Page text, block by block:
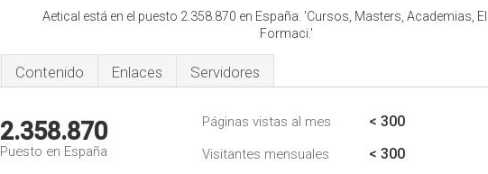
Aetical está en el puesto 2.358.870 en España. 'Cursos, Masters, Academias,
Formaci.'
Contenido Enlaces Servidores
2.358.870
Puesto en España
Páginas vistas al mes < 300
Visitantes mensuales < 300